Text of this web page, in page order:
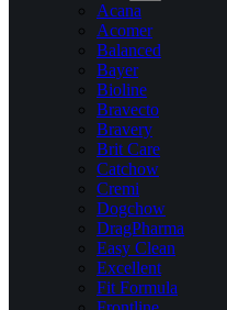
Acana
Acomer
Balanced
Bayer
Bioline
Bravecto
Bravery
Brit Care
Catchow
Cremi
Dogchow
DragPharma
Easy Clean
Excellent
Fit Formula